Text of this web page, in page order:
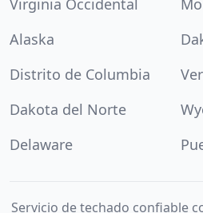
Alaska
Distrito de Columbia
Dakota del Norte
Delaware
Servicio de techado confiable